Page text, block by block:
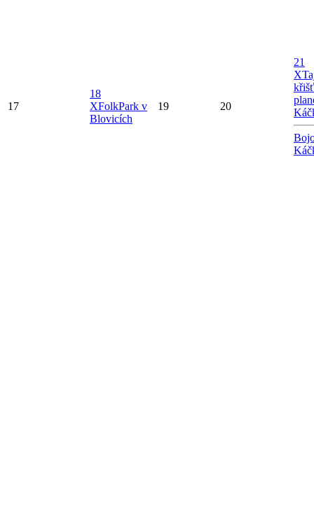
17
18
XFolkPark v
Blovicích
19 20
21
X